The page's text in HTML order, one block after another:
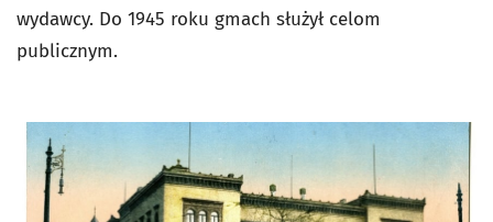
wydawcy. Do 1945 roku gmach służył celom
publicznym.